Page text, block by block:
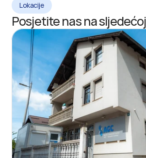
Lokacije
Posjetite nas na